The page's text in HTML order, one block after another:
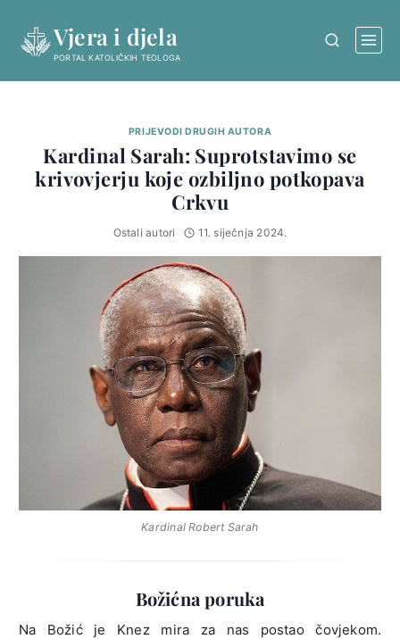
content
Vjera i djela
PORTAL KATOLIČKIH TEOLOGA
PRIJEVODI DRUGIH AUTORA
Kardinal Sarah: Suprotstavimo se
krivovjerju koje ozbiljno potkopava
Crkvu
Ostali autori 11. siječnja 2024.
Kardinal Robert Sarah
Božićna poruka
Na Božić je Knez mira za nas postao čovjekom.